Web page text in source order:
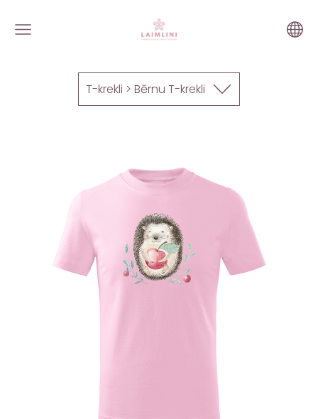
T-krekli > Bērnu T-krekli